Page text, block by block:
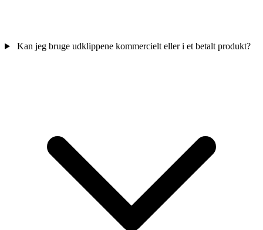
Kan jeg bruge udklippene kommercielt eller i et betalt produkt?